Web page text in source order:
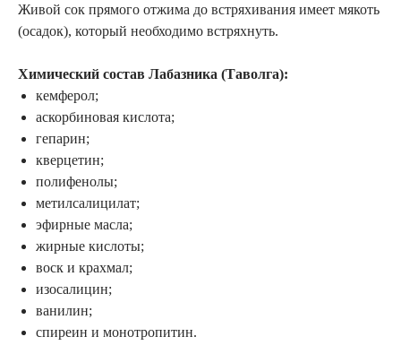
Живой сок прямого отжима до встряхивания имеет мякоть
(осадок), который необходимо встряхнуть.
Химический состав Лабазника (Таволга):
кемферол;
аскорбиновая кислота;
гепарин;
кверцетин;
полифенолы;
метилсалицилат;
эфирные масла;
жирные кислоты;
воск и крахмал;
изосалицин;
ванилин;
спиреин и монотропитин.